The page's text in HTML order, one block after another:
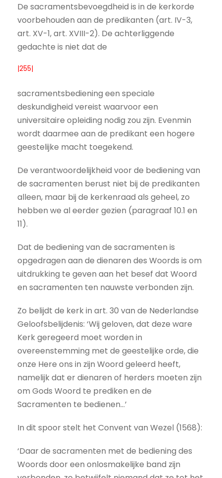
De sacramentsbevoegdheid is in de kerkorde
voorbehouden aan de predikanten (art. IV-3,
art. XV-1, art. XVIII-2). De achterliggende
gedachte is niet dat de
|255|
sacramentsbediening een speciale
deskundigheid vereist waarvoor een
universitaire opleiding nodig zou zijn. Evenmin
wordt daarmee aan de predikant een hogere
geestelijke macht toegekend.
De verantwoordelijkheid voor de bediening van
de sacramenten berust niet bij de predikanten
alleen, maar bij de kerkenraad als geheel, zo
hebben we al eerder gezien (paragraaf 10.1 en
11).
Dat de bediening van de sacramenten is
opgedragen aan de dienaren des Woords is om
uitdrukking te geven aan het besef dat Woord
en sacramenten ten nauwste verbonden zijn.
Zo belijdt de kerk in art. 30 van de Nederlandse
Geloofsbelijdenis: ‘Wij geloven, dat deze ware
Kerk geregeerd moet worden in
overeenstemming met de geestelijke orde, die
onze Here ons in zijn Woord geleerd heeft,
namelijk dat er dienaren of herders moeten zijn
om Gods Woord te prediken en de
Sacramenten te bedienen…’
In dit spoor stelt het Convent van Wezel (1568):
‘Daar de sacramenten met de bediening des
Woords door een onlosmakelijke band zijn